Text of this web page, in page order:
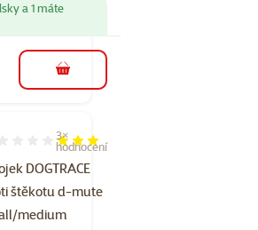
a 1 máte
do košíku
DOGTRACE
štěkotu d-mute
medium
60%, počet hodnocení: 3
3×
hodnocení